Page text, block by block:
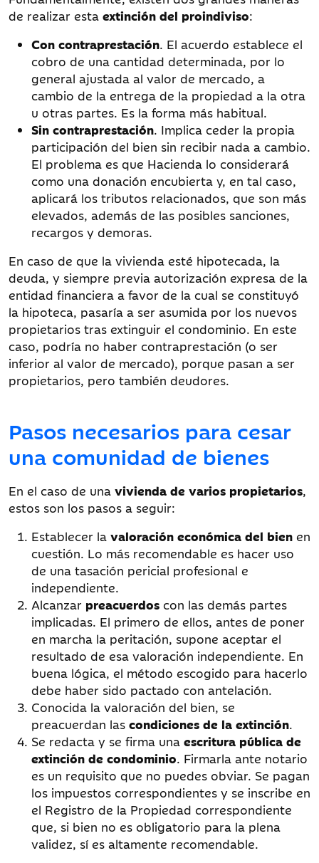
de realizar esta extinción del proindiviso:
Con contraprestación. El acuerdo establece el
cobro de una cantidad determinada, por lo
general ajustada al valor de mercado, a
cambio de la entrega de la propiedad a la otra
u otras partes. Es la forma más habitual.
Sin contraprestación. Implica ceder la propia
participación del bien sin recibir nada a cambio.
El problema es que Hacienda lo considerará
como una donación encubierta y, en tal caso,
aplicará los tributos relacionados, que son más
elevados, además de las posibles sanciones,
recargos y demoras.
En caso de que la vivienda esté hipotecada, la
deuda, y siempre previa autorización expresa de la
entidad financiera a favor de la cual se constituyó
la hipoteca, pasaría a ser asumida por los nuevos
propietarios tras extinguir el condominio. En este
caso, podría no haber contraprestación (o ser
inferior al valor de mercado), porque pasan a ser
propietarios, pero también deudores.
Pasos necesarios para cesar
una comunidad de bienes
En el caso de una vivienda de varios propietarios,
estos son los pasos a seguir:
Establecer la valoración económica del bien en
cuestión. Lo más recomendable es hacer uso
de una tasación pericial profesional e
independiente.
Alcanzar preacuerdos con las demás partes
implicadas. El primero de ellos, antes de poner
en marcha la peritación, supone aceptar el
resultado de esa valoración independiente. En
buena lógica, el método escogido para hacerlo
debe haber sido pactado con antelación.
Conocida la valoración del bien, se
preacuerdan las condiciones de la extinción.
Se redacta y se firma una escritura pública de
extinción de condominio. Firmarla ante notario
es un requisito que no puedes obviar. Se pagan
los impuestos correspondientes y se inscribe en
el Registro de la Propiedad correspondiente
que, si bien no es obligatorio para la plena
validez, sí es altamente recomendable.